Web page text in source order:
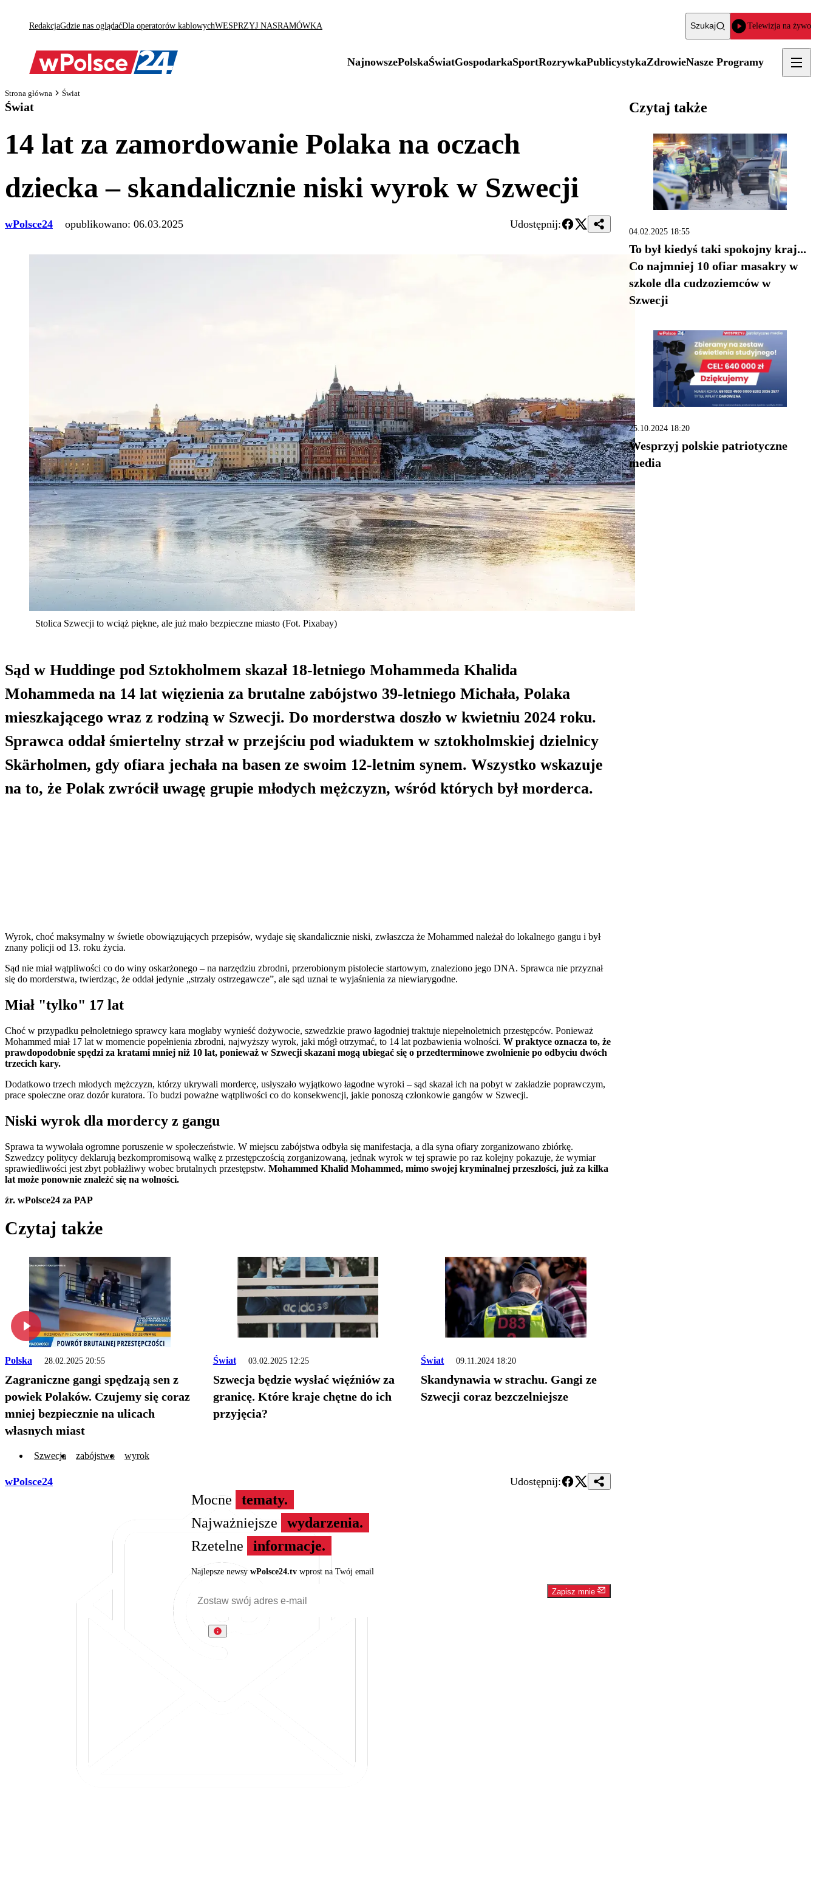
RedakcjaGdzie nas oglądaćDla operatorów kablowychWESPRZYJ NASRAMÓWKA Szukaj Telewizja na żywo
NajnowszePolskaŚwiatGospodarkaSportRozrywkaPublicystykaZdrowieNasze Programy
Strona główna Świat
Świat
14 lat za zamordowanie Polaka na oczach
dziecka – skandalicznie niski wyrok w Szwecji
wPolsce24 opublikowano: 06.03.2025 Udostępnij:
Stolica Szwecji to wciąż piękne, ale już mało bezpieczne miasto (Fot. Pixabay)
Sąd w Huddinge pod Sztokholmem skazał 18-letniego Mohammeda Khalida
Mohammeda na 14 lat więzienia za brutalne zabójstwo 39-letniego Michała, Polaka
mieszkającego wraz z rodziną w Szwecji. Do morderstwa doszło w kwietniu 2024 roku.
Sprawca oddał śmiertelny strzał w przejściu pod wiaduktem w sztokholmskiej dzielnicy
Skärholmen, gdy ofiara jechała na basen ze swoim 12-letnim synem. Wszystko wskazuje
na to, że Polak zwrócił uwagę grupie młodych mężczyzn, wśród których był morderca.
Wyrok, choć maksymalny w świetle obowiązujących przepisów, wydaje się skandalicznie niski, zwłaszcza że Mohammed należał do lokalnego gangu i był
znany policji od 13. roku życia.
Sąd nie miał wątpliwości co do winy oskarżonego – na narzędziu zbrodni, przerobionym pistolecie startowym, znaleziono jego DNA. Sprawca nie przyznał
się do morderstwa, twierdząc, że oddał jedynie „strzały ostrzegawcze”, ale sąd uznał te wyjaśnienia za niewiarygodne.
Miał "tylko" 17 lat
Choć w przypadku pełnoletniego sprawcy kara mogłaby wynieść dożywocie, szwedzkie prawo łagodniej traktuje niepełnoletnich przestępców. Ponieważ
Mohammed miał 17 lat w momencie popełnienia zbrodni, najwyższy wyrok, jaki mógł otrzymać, to 14 lat pozbawienia wolności. W praktyce oznacza to, że
prawdopodobnie spędzi za kratami mniej niż 10 lat, ponieważ w Szwecji skazani mogą ubiegać się o przedterminowe zwolnienie po odbyciu dwóch
trzecich kary.
Dodatkowo trzech młodych mężczyzn, którzy ukrywali mordercę, usłyszało wyjątkowo łagodne wyroki – sąd skazał ich na pobyt w zakładzie poprawczym,
prace społeczne oraz dozór kuratora. To budzi poważne wątpliwości co do konsekwencji, jakie ponoszą członkowie gangów w Szwecji.
Niski wyrok dla mordercy z gangu
Sprawa ta wywołała ogromne poruszenie w społeczeństwie. W miejscu zabójstwa odbyła się manifestacja, a dla syna ofiary zorganizowano zbiórkę.
Szwedzcy politycy deklarują bezkompromisową walkę z przestępczością zorganizowaną, jednak wyrok w tej sprawie po raz kolejny pokazuje, że wymiar
sprawiedliwości jest zbyt pobłażliwy wobec brutalnych przestępstw. Mohammed Khalid Mohammed, mimo swojej kryminalnej przeszłości, już za kilka
lat może ponownie znaleźć się na wolności.
źr. wPolsce24 za PAP
Czytaj także
Polska 28.02.2025 20:55
Zagraniczne gangi spędzają sen z
powiek Polaków. Czujemy się coraz
mniej bezpiecznie na ulicach
własnych miast
Świat 03.02.2025 12:25
Szwecja będzie wysłać więźniów za
granicę. Które kraje chętne do ich
przyjęcia?
Świat 09.11.2024 18:20
Skandynawia w strachu. Gangi ze
Szwecji coraz bezczelniejsze
Szwecja zabójstwo wyrok
wPolsce24 Udostępnij:
Mocne
tematy.
Najważniejsze
wydarzenia.
Rzetelne
informacje.
Najlepsze newsy wPolsce24.tvwprost na Twój email
Zapisz mnie
Czytaj także
04.02.2025 18:55
To był kiedyś taki spokojny kraj...
Co najmniej 10 ofiar masakry w
szkole dla cudzoziemców w
Szwecji
25.10.2024 18:20
Wesprzyj polskie patriotyczne
media